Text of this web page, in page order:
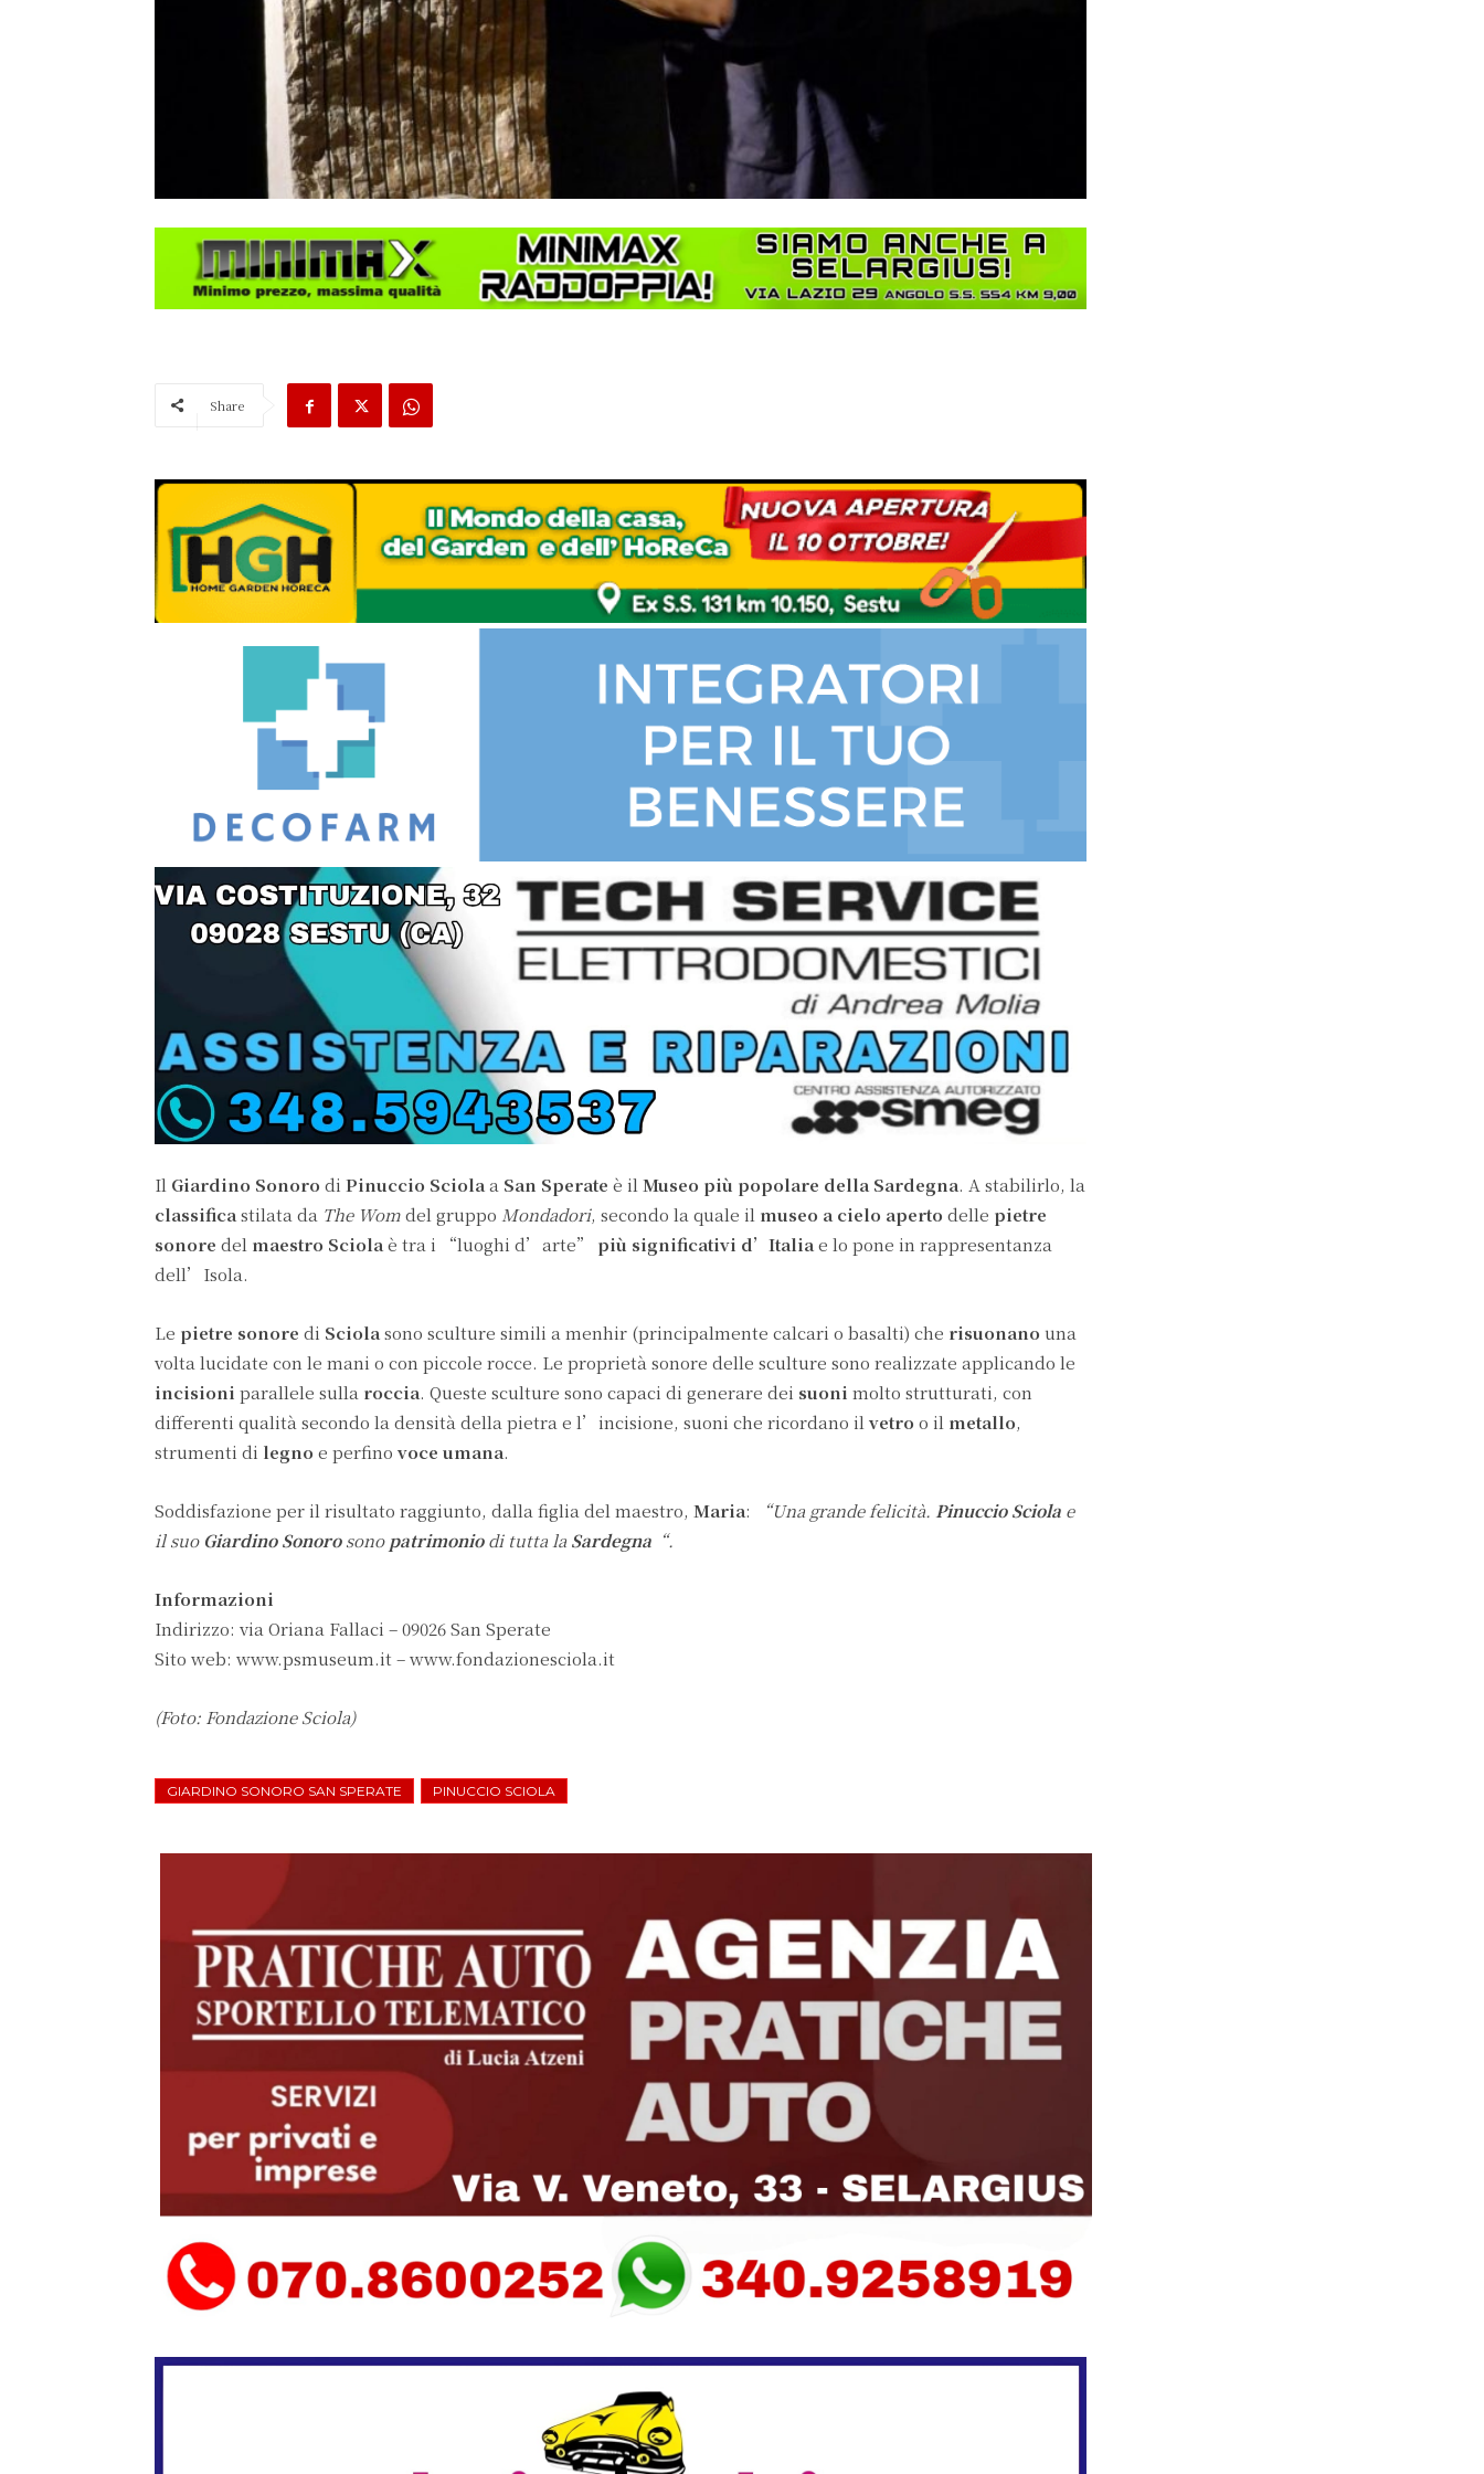
Share
Il Giardino Sonoro di Pinuccio Sciola a San Sperate è il Museo più popolare della Sardegna. A stabilirlo, la
classifica stilata da The Womdel gruppo Mondadori, secondo la quale il museo a cielo aperto delle pietre
sonore del maestro Sciola è tra i “luoghi d’arte” più significativi d’Italia e lo pone in rappresentanza
dell’Isola.
Le pietre sonore di Sciola sono sculture simili a menhir (principalmente calcari o basalti) che risuonano una
volta lucidate con le mani o con piccole rocce. Le proprietà sonore delle sculture sono realizzate applicando le
incisioni parallele sulla roccia. Queste sculture sono capaci di generare dei suoni molto strutturati, con
differenti qualità secondo la densità della pietra e l’incisione, suoni che ricordano il vetro o il metallo,
strumenti di legno e perfino voce umana.
Soddisfazione per il risultato raggiunto, dalla figlia del maestro, Maria: “Una grande felicità. Pinuccio Sciola e
il suo Giardino Sonorosono patrimoniodi tutta la Sardegna “.
Informazioni
Indirizzo: via Oriana Fallaci – 09026 San Sperate
Sito web: www.psmuseum.it – www.fondazionesciola.it
(Foto: Fondazione Sciola)
GIARDINO SONORO SAN SPERATE PINUCCIO SCIOLA